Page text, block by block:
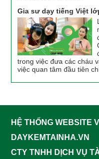
Gia sư dạy tiếng Việt
trong việc đưa các cháu
việc quan tâm đầu tiên
HỆ THỐNG WEBSITE
DAYKEMTAINHA.VN
CTY TNHH DỊCH VỤ